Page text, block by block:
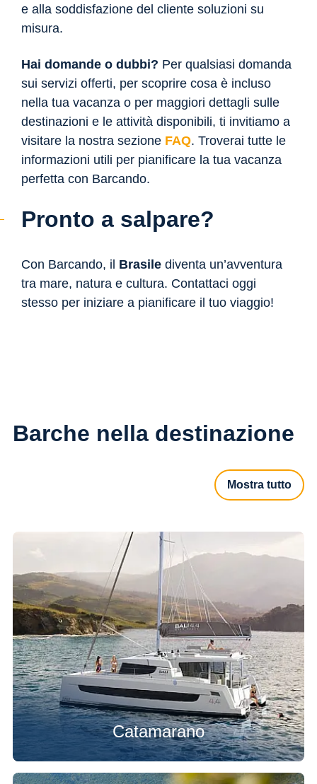
e alla soddisfazione del cliente soluzioni su
misura.
Hai domande o dubbi? Per qualsiasi domanda
sui servizi offerti, per scoprire cosa è incluso
nella tua vacanza o per maggiori dettagli sulle
destinazioni e le attività disponibili, ti invitiamo a
visitare la nostra sezione FAQ. Troverai tutte le
informazioni utili per pianificare la tua vacanza
perfetta con Barcando.
Pronto a salpare?
Con Barcando, il Brasilediventa un’avventura
tra mare, natura e cultura. Contattaci oggi
stesso per iniziare a pianificare il tuo viaggio!
Barche nella destinazione
Mostra tutto
Catamarano